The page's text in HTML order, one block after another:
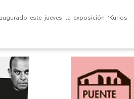
este jueves la exposición ‘Kurios –